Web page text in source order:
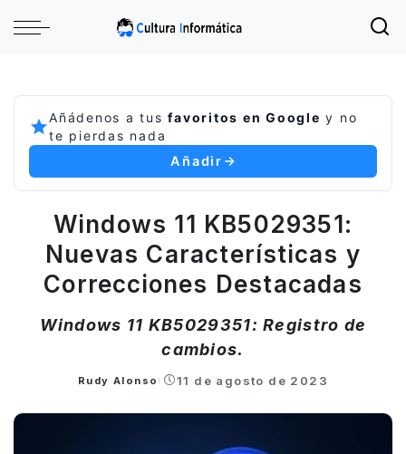
Añádenos a tusfavoritos en Google y no
te pierdas nada
Añadir
Windows 11 KB5029351:
Nuevas Características y
Correcciones Destacadas
Windows 11 KB5029351: Registro de
cambios.
Posted
Rudy Alonso 11 de agosto de 2023